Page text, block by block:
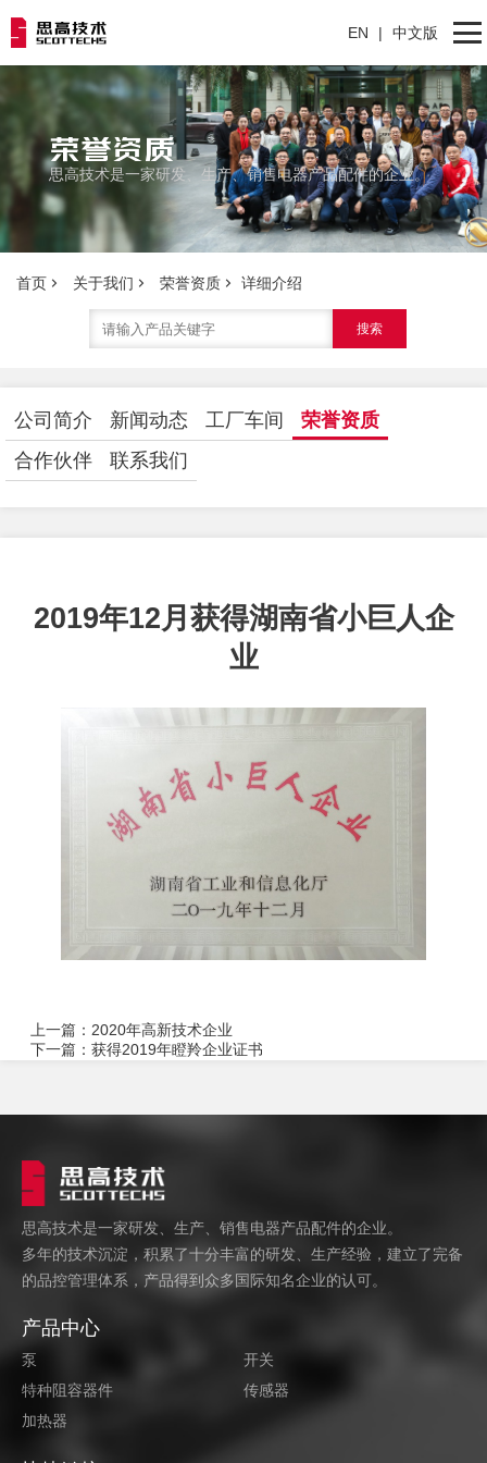
网站首页
产品分类
关于我们
联系我们
EN | 中文版
荣誉资质
思高技术是一家研发、生产、销售电器产品配件的企业。
首页 关于我们 荣誉资质 详细介绍
搜索
公司简介 新闻动态 工厂车间
荣誉资质
合作伙伴
联系我们
2019年12月获得湖南省小巨人企
业
上一篇： 2020年高新技术企业
下一篇： 获得2019年瞪羚企业证书
思高技术是一家研发、生产、销售电器产品配件的企业。
多年的技术沉淀，积累了十分丰富的研发、生产经验，建立了完备
的品控管理体系，产品得到众多国际知名企业的认可。
产品中心
泵
开关
特种阻容器件
传感器
加热器